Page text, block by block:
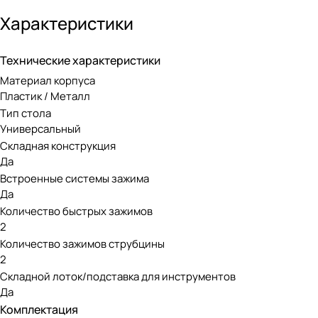
отверстия для инструментов и лотки для аксессуаров.
совместимы с инструментами WORX. Столы Pegasus
инструменты или при необходимости прикрепить
Рабочий стол WORX WX051 Pegagus выдерживает
креплений позволяет соединять вместе несколько
шт., фиксаторы-блокировки 2 шт., нижнее дно.
Характеристики
Технические характеристики
Материал корпуса
Пластик / Металл
Тип стола
Универсальный
Складная конструкция
Да
Встроенные системы зажима
Да
Количество быстрых зажимов
2
Количество зажимов струбцины
2
Складной лоток/подставка для инструментов
Да
Комплектация